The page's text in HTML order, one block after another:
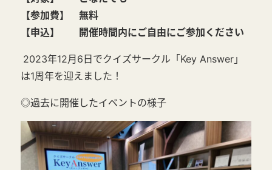
【参加費】 無料
【申込】 開催時間内にご自由にご参加ください
2023年12月6日でクイズサークル「Key Answer」
は1周年を迎えました！
◎過去に開催したイベントの様子